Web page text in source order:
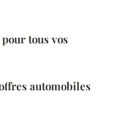
tous vos
automobiles